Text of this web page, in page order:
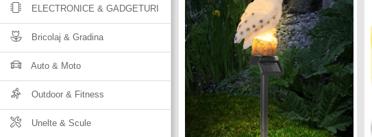
ELECTRONICE & GADGETURI
Bricolaj & Gradina
Auto & Moto
Outdoor & Fitness
Unelte & Scule